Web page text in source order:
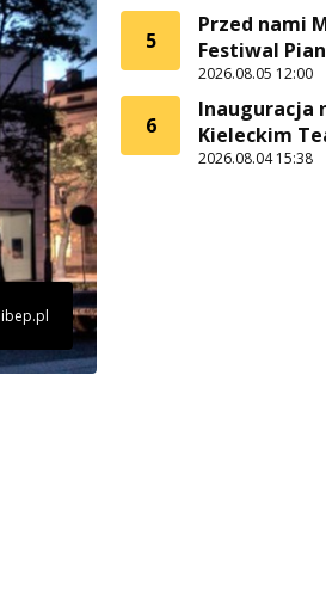
5
Przed nami
Festiwal
2026.08.05 12:00
6
Inauguracja
Kieleckim
2026.08.04 15:38